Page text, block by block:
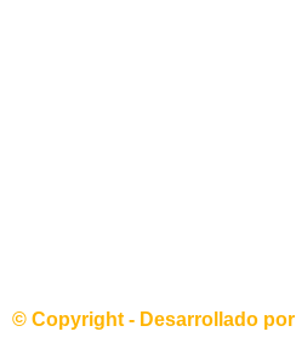
© Copyright - Desarrollado por